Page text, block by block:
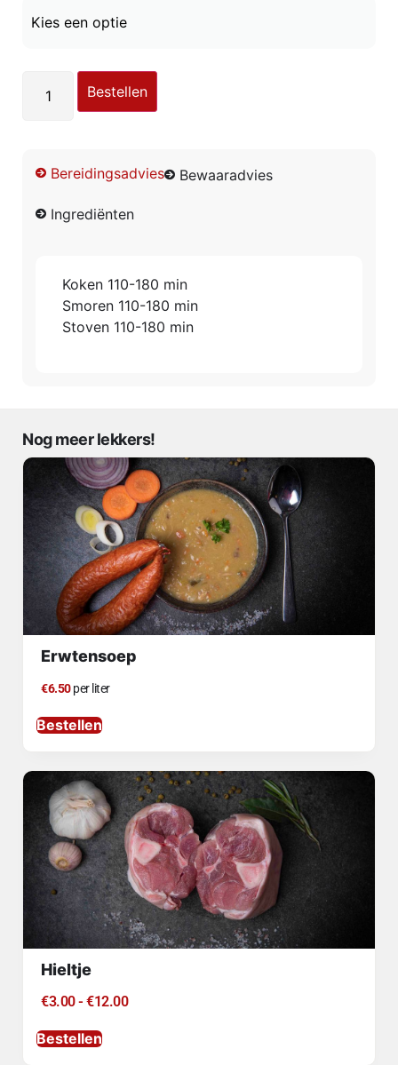
Bestellen
Bereidingsadvies Bewaaradvies
Ingrediënten
Koken 110-180 min
Smoren 110-180 min
Stoven 110-180 min
Nog meer lekkers!
Erwtensoep
€6.50per liter
Bestellen
Hieltje
€3.00- €12.00
Bestellen